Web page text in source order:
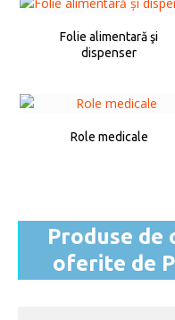
Folie alimentară şi
dispenser
Role medicale
Produse de
oferite de